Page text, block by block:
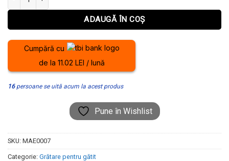
ADAUGĂ ÎN COȘ
Cumpără cu
de la 11.02 LEI / lună
16persoane se uită acum la acest produs
Pune în Wishlist
SKU: MAE0007
Categorie: Grătare pentru gătit